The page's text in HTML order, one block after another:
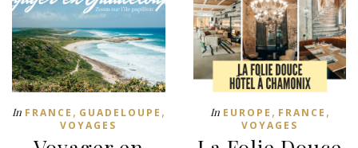
In FRANCE , GUADELOUPE ,
VOYAGES
In EUROPE , FRANCE ,
VOYAGES